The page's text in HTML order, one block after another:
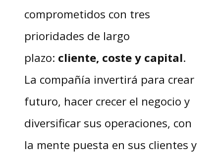
comprometidos con tres
prioridades de largo
plazo: cliente, coste y capital.
La compañía invertirá para crear
futuro, hacer crecer el negocio y
diversificar sus operaciones, con
la mente puesta en sus clientes y